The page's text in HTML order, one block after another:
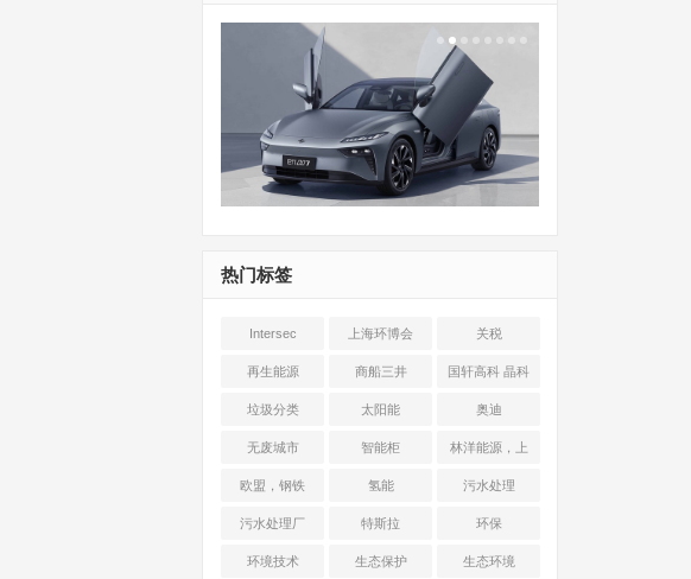
热门标签
Intersec
Shanghai
上海环博会 关税
再生能源 商船三井 国轩高科 晶科
能源 光伏+储能
垃圾分类 太阳能 奥迪
无废城市 智能柜 林洋能源，上
海舜华新能源
欧盟，钢铁 氢能 污水处理
污水处理厂 特斯拉 环保
环境技术 生态保护 生态环境